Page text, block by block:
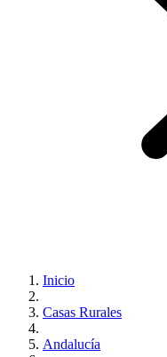
Inicio
Casas Rurales
Andalucía